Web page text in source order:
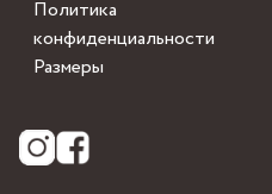
Политика
конфиденциальности
Размеры